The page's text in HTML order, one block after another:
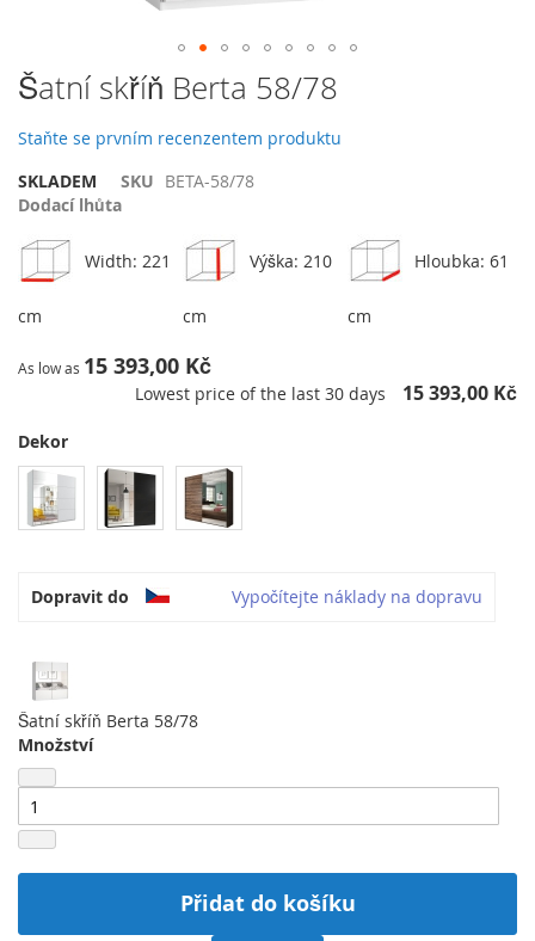
Přeskočit
na
galerie
s
obrázky
Šatní skříň Berta 58/78
Staňte se prvním recenzentem produktu
SKLADEM
SKU BETA-58/78
Dodací lhůta
Width: 221
cm
Výška: 210
cm
Hloubka: 61
cm
As low as 15 393,00 Kč
Lowest price of the last 30 days 15 393,00 Kč
Dekor
Dopravit do Vypočítejte náklady na dopravu
Šatní skříň Berta 58/78
Množství
Přidat do košíku